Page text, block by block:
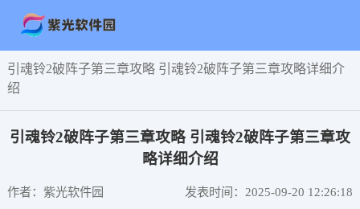
引魂铃2破阵子第三章攻略 引魂铃2破阵子第三章攻略详细介
绍
引魂铃2破阵子第三章攻略 引魂铃2破阵子第三章攻
略详细介绍
作者：紫光软件园 发表时间：2025-09-20 12:26:18